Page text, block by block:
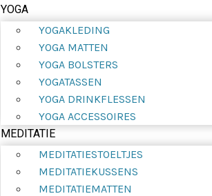
YOGA
YOGAKLEDING
YOGA MATTEN
YOGA BOLSTERS
YOGATASSEN
YOGA DRINKFLESSEN
YOGA ACCESSOIRES
MEDITATIE
MEDITATIESTOELTJES
MEDITATIEKUSSENS
MEDITATIEMATTEN